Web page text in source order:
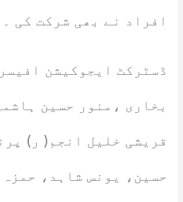
افراد نے بھی شرکت کی ۔
ڈسٹرکٹ ایجوکیشن
بخاری ،منور حسین
قریشی خلیل انجم( ر)
حسین، یونس شاہد،